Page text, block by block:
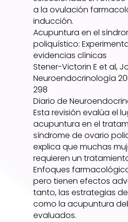
a la ovulación
inducción.
Acupuntura en el
poliquístico:
evidencias clínicas
Stener-Victorin E et al,
Neuroendocrinología
298
Diario de
Esta revisión evalúa el
acupuntura en el
síndrome de ovario
explica que muchas
requieren un
Enfoques
pero tienen efectos
tanto, las estrategias
como la acupuntura
evaluados.